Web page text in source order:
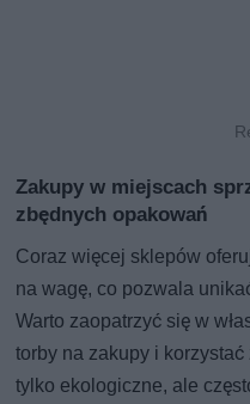
Zakupy w miejscach
zbędnych opakowań
Coraz więcej sklepów
na wagę, co pozwala
Warto zaopatrzyć się w
torby na zakupy i
tylko ekologiczne, ale